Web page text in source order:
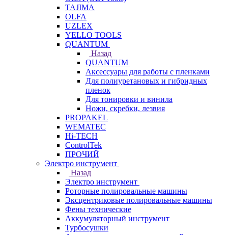
TAJIMA
OLFA
UZLEX
YELLO TOOLS
QUANTUM
Назад
QUANTUM
Аксессуары для работы с пленками
Для полиуретановых и гибридных
пленок
Для тонировки и винила
Ножи, скребки, лезвия
PROPAKEL
WEMATEC
Hi-TECH
ControlTek
ПРОЧИЙ
Электро инструмент
Назад
Электро инструмент
Роторные полировальные машины
Эксцентриковые полировальные машины
Фены технические
Аккумуляторный инструмент
Турбосушки